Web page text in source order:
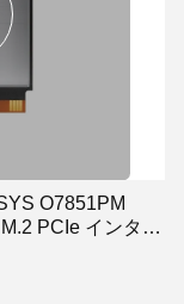
O7851PM
PCIe インター